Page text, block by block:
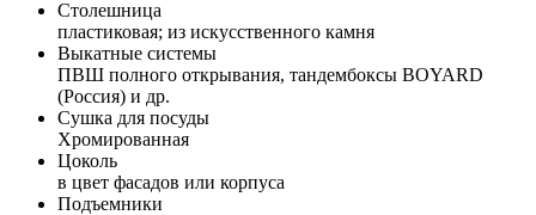
Столешница
пластиковая; из искусственного камня
Выкатные системы
ПВШ полного открывания, тандембоксы BOYARD
(Россия) и др.
Сушка для посуды
Хромированная
Цоколь
в цвет фасадов или корпуса
Подъемники